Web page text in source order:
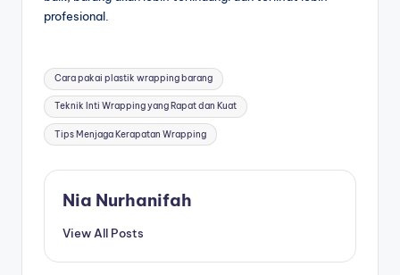
profesional.
Cara pakai plastik wrapping barang
Teknik Inti Wrapping yang Rapat dan Kuat
Tips Menjaga Kerapatan Wrapping
Nia Nurhanifah
View All Posts